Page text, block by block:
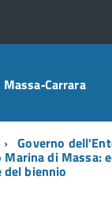
Governo
di Massa:
biennio